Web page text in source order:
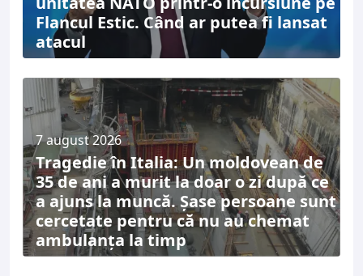
Flancul Estic. Când ar putea fi lansat
atacul
7 august 2026
Tragedie în Italia: Un moldovean de
35 de ani a murit la doar o zi după ce
a ajuns la muncă. Șase persoane sunt
cercetate pentru că nu au chemat
ambulanța la timp